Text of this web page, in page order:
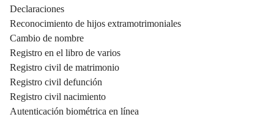
Declaraciones
Reconocimiento de hijos extramotrimoniales
Cambio de nombre
Registro en el libro de varios
Registro civil de matrimonio
Registro civil defunción
Registro civil nacimiento
Autenticación biométrica en línea